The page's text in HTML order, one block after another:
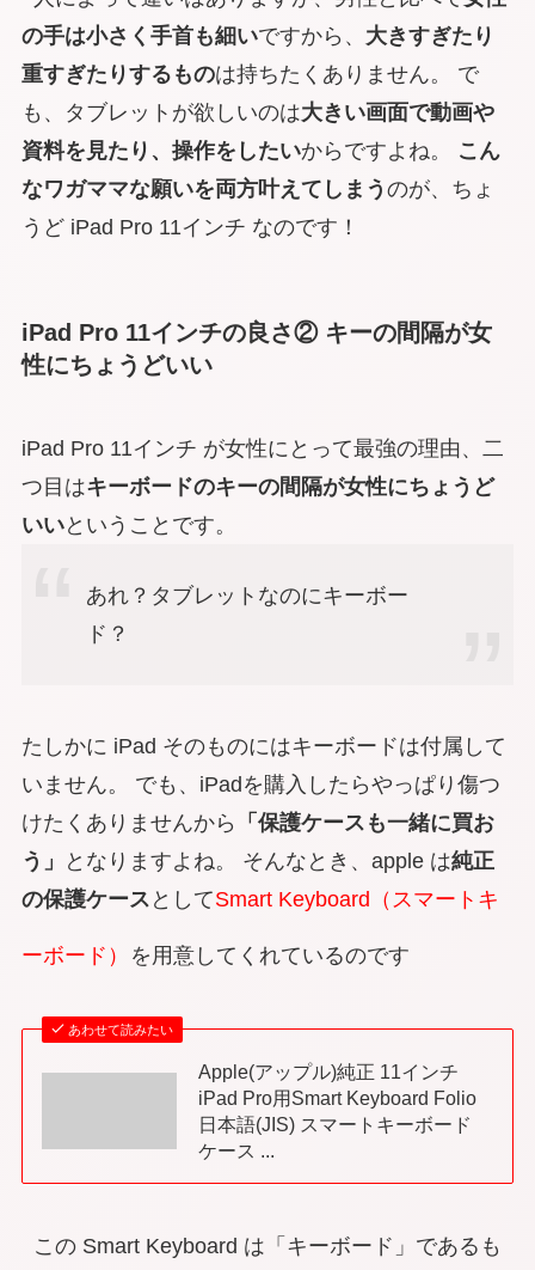
の手は小さく手首も細いですから、 大きすぎたり
重すぎたりするものは持ちたくありません。 で
も、タブレットが欲しいのは大きい画面で動画や
資料を見たり、操作をしたいからですよね。
こん
なワガママな願いを両方叶えてしまう のが、ちょ
うど iPad Pro 11インチ なのです！
iPad Pro 11インチの良さ② キーの間隔が女
性にちょうどいい
iPad Pro 11インチ が女性にとって最強の理由、二
つ目はキーボードのキーの間隔が女性にちょうど
いいということです。
あれ？タブレットなのにキーボー
ド？
たしかに iPad そのものにはキーボードは付属して
いません。 でも、iPadを購入したらやっぱり傷つ
けたくありませんから
「保護ケースも一緒に買お
う」
となりますよね。 そんなとき、apple は純正
の保護ケース としてSmart Keyboard（スマートキ
ーボード） を用意してくれているのです
あわせて読みたい
Apple(アップル)純正 11インチ
iPad Pro用Smart Keyboard Folio
日本語(JIS) スマートキーボード
ケース ...
この Smart Keyboard は「キーボード」であるも